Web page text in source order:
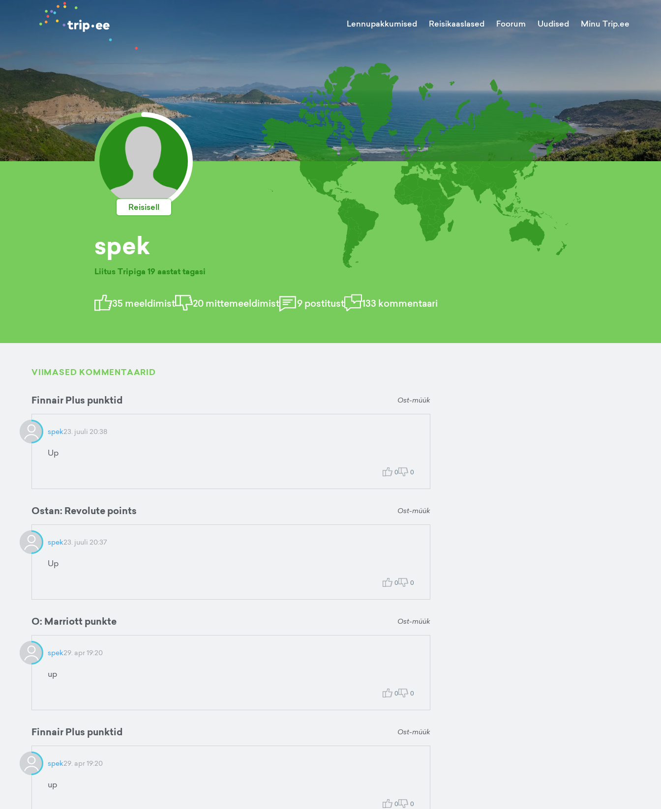
Lennupakkumised Reisikaaslased Foorum Uudised Minu Trip.ee
Reisisell
spek
Liitus Tripiga 19 aastat tagasi
35 meeldimist 20mittemeeldimist 9postitust 133 kommentaari
VIIMASED KOMMENTAARID
Finnair Plus punktid Ost-müük
spek23. juuli 20:38
Up
0 0
Ostan: Revolute points Ost-müük
spek23. juuli 20:37
Up
0 0
O: Marriott punkte Ost-müük
spek29. apr 19:20
up
0 0
Finnair Plus punktid Ost-müük
spek29. apr 19:20
up
0 0